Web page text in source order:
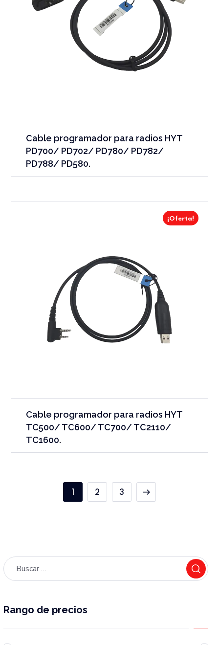
Cable programador para radios HYT
PD700/ PD702/ PD780/ PD782/
PD788/ PD580.
¡Oferta!
Cable programador para radios HYT
TC500/ TC600/ TC700/ TC2110/
TC1600.
2 3
Rango de precios